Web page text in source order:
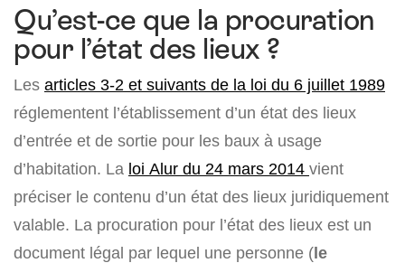
Qu’est-ce que la procuration
pour l’état des lieux ?
Les articles 3-2 et suivants de la loi du 6 juillet 1989
réglementent l’établissement d’un état des lieux
d’entrée et de sortie pour les baux à usage
d’habitation. La loi Alur du 24 mars 2014 vient
préciser le contenu d’un état des lieux juridiquement
valable. La procuration pour l’état des lieux est un
document légal par lequel une personne (le